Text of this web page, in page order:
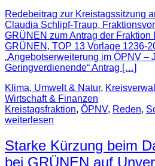
Redebeitrag zur Kreistagssitzung
Claudia Schlipf-Traup,
GRÜNEN zum Antrag der Fraktion
GRÜNEN, TOP 13 Vorlage 1236-
„Angebotserweiterung im ÖPNV –
Geringverdienende“ Antrag […]
Klima, Umwelt & Natur,
Wirtschaft & Finanzen
Kreistagsfraktion, ÖPNV, Reden,
weiterlesen
Starke Kürzung beim
bei GRÜNEN auf